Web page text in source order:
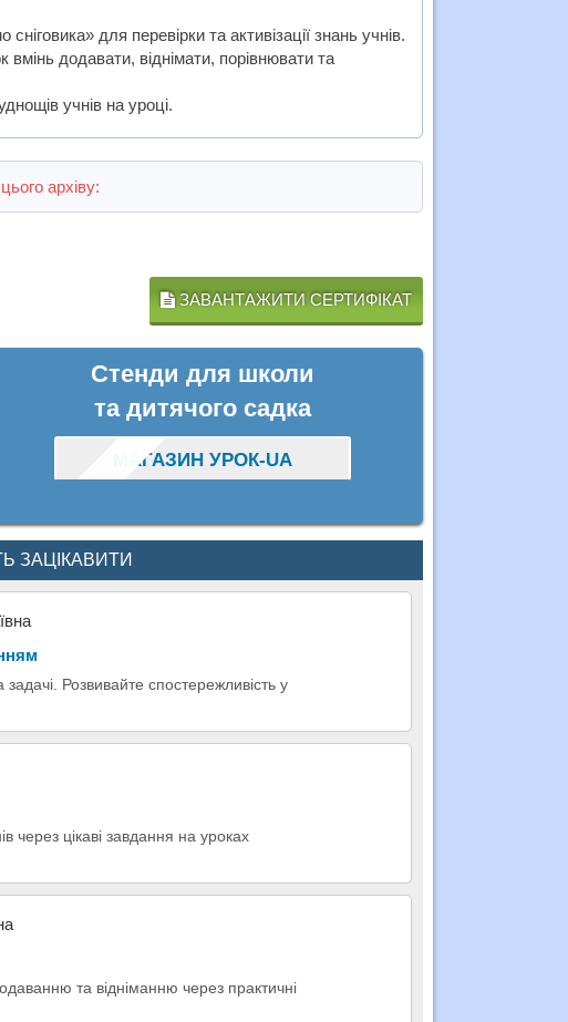
для перевірки та активізації знань учнів.
вмінь додавати, віднімати, порівнювати та
учнів на уроці.
архіву:
ЗАВАНТАЖИТИ СЕРТИФІКАТ
Стенди для школи
та дитячого садка
МАГАЗИН УРОК-UA
ЗАЦІКАВИТИ
Розвивайте спостережливість у
через цікаві завдання на уроках
та відніманню через практичні